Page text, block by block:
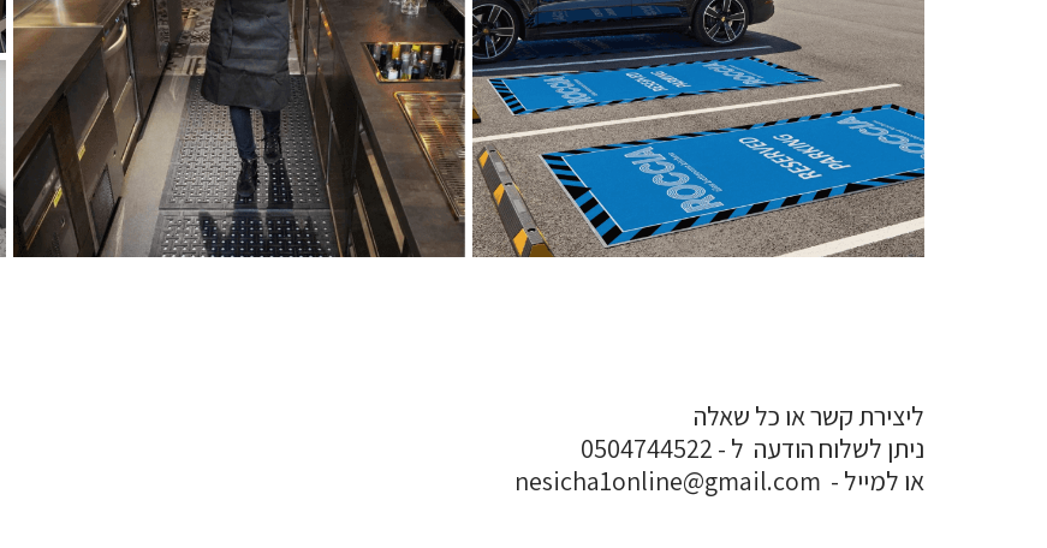
ליצירת קשר או כל שאלה
ניתן לשלוח הודעה ל - 0504744522
או למייל - nesicha1online@gmail.com